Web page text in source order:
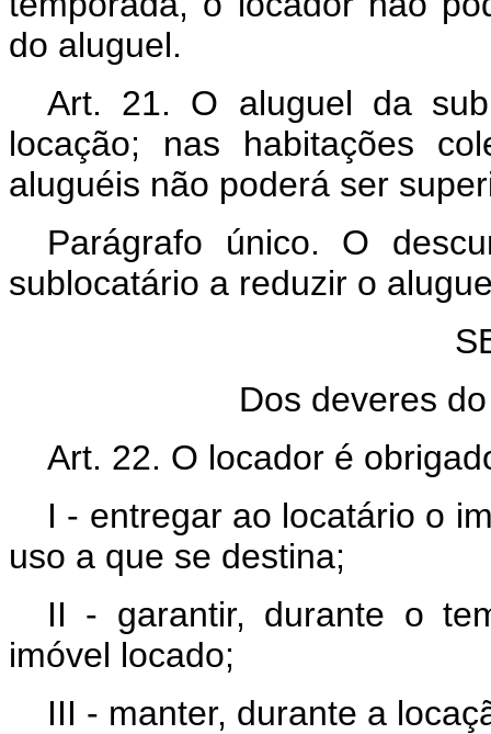
do aluguel.
Art. 21. O aluguel da
locação; nas habitações
aluguéis não poderá ser
Parágrafo único. O
sublocatário a reduzir o
Dos deveres
Art. 22. O locador é
I - entregar ao locatário o
uso a que se destina;
II - garantir, durante o
imóvel locado;
III - manter, durante a